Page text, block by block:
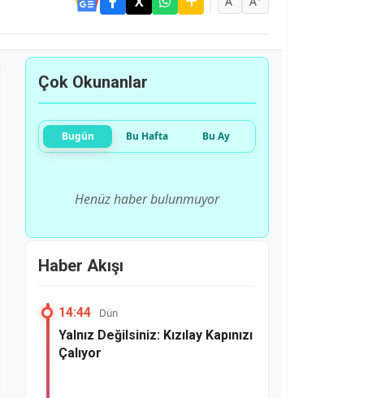
Çok Okunanlar
Bugün Bu Hafta Bu Ay
Henüz haber bulunmuyor
Haber Akışı
14:44 Dün
Yalnız Değilsiniz: Kızılay Kapınızı
Çalıyor